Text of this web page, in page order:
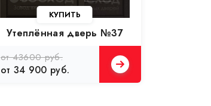
КУПИТЬ
Утеплённая дверь №37
от 43600 руб.
от 34 900 руб.